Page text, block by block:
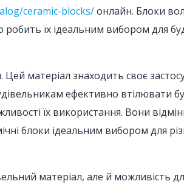
ceramic-blocks/онлайн. Блоки
їх ідеальним вибором для
матеріал знаходить своє
ефективно втілювати
їх використання. Вони
блоки ідеальним вибором для
матеріал, але й можливість